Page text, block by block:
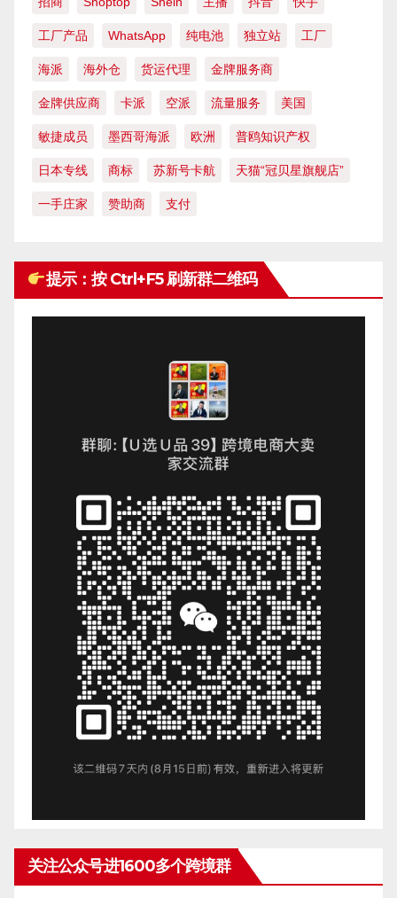
工厂产品 WhatsApp 纯电池 独立站 工厂
海派 海外仓 货运代理 金牌服务商
金牌供应商 卡派 空派 流量服务 美国
敏捷成员 墨西哥海派 欧洲 普鸥知识产权
日本专线 商标 苏新号卡航 天猫“冠贝星旗舰店”
一手庄家 赞助商 支付
提示：按 Ctrl+F5 刷新群二维码
关注公众号进1600多个跨境群